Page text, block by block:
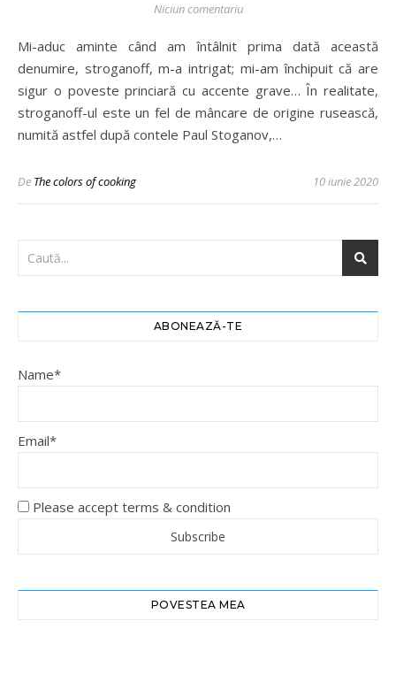
Niciun comentariu
Mi-aduc aminte când am întâlnit prima dată această
denumire, stroganoff, m-a intrigat; mi-am închipuit că are
sigur o poveste princiară cu accente grave… În realitate,
stroganoff-ul este un fel de mâncare de origine rusească,
numită astfel după contele Paul Stoganov,…
De The colors of cooking 10 iunie 2020
ABONEAZĂ-TE
Name*
Email*
Please accept terms & condition
POVESTEA MEA